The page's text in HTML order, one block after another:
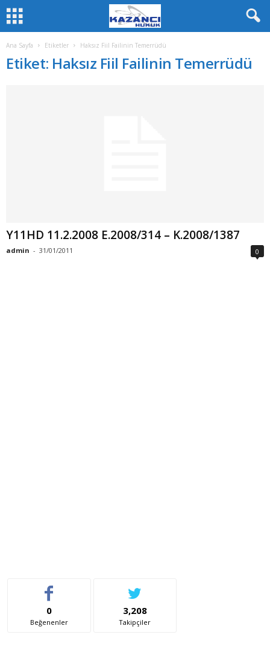
Ana Sayfa Etiketler Haksız Fiil Failinin Temerrüdü
Etiket: Haksız Fiil Failinin Temerrüdü
Y11HD 11.2.2008 E.2008/314 – K.2008/1387
admin - 31/01/2011 0
0
Beğenenler
3,208
Takipçiler